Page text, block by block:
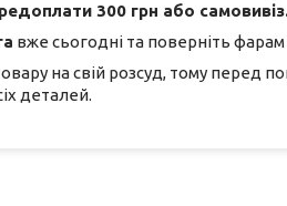
300 грн або
вже сьогодні та поверніть фарам
на свій розсуд, тому перед
деталей.